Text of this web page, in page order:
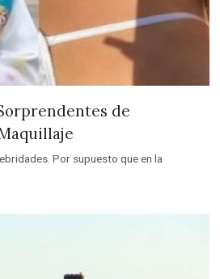
de
Por supuesto que en la